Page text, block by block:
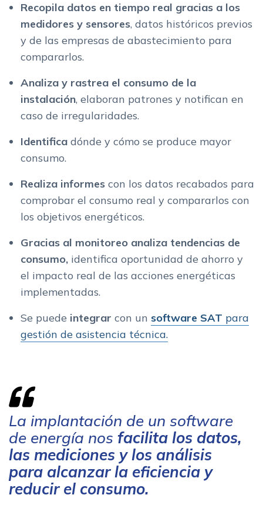
Recopila datos en tiempo real gracias a los
medidores y sensores, datos históricos previos
y de las empresas de abastecimiento para
compararlos.
Analiza y rastrea el consumo de la
instalación, elaboran patrones y notifican en
caso de irregularidades.
Identifica dónde y cómo se produce mayor
consumo.
Realiza informes con los datos recabados para
comprobar el consumo real y compararlos con
los objetivos energéticos.
Gracias al monitoreo analiza tendencias de
consumo, identifica oportunidad de ahorro y
el impacto real de las acciones energéticas
implementadas.
Se puede integrar con un software SAT para
gestión de asistencia técnica.
La implantación de un software
de energía nos facilita los datos,
las mediciones y los análisis
para alcanzar la eficiencia y
reducir el consumo.